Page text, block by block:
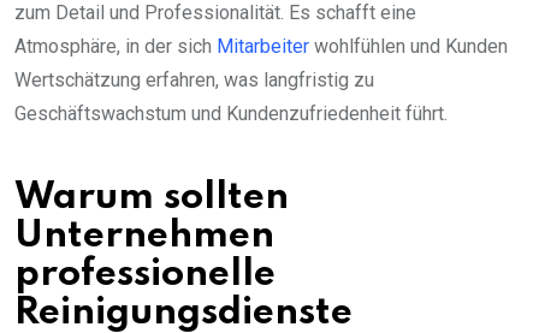
zum Detail und Professionalität. Es schafft eine
Atmosphäre, in der sich Mitarbeiter wohlfühlen und Kunden
Wertschätzung erfahren, was langfristig zu
Geschäftswachstum und Kundenzufriedenheit führt.
Warum sollten
Unternehmen
professionelle
Reinigungsdienste